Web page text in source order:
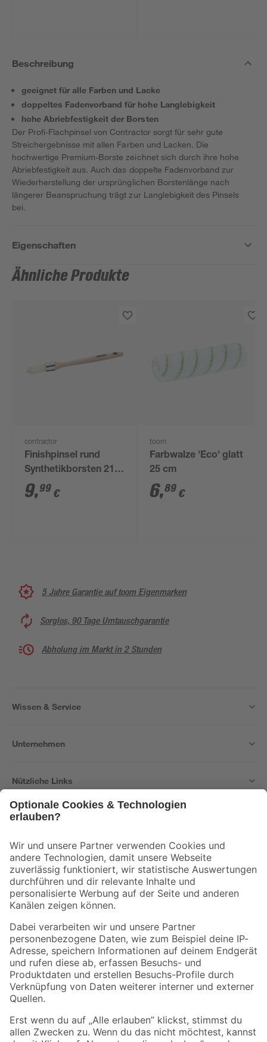
Beschreibung
geeignet für alle Farben und Lacke
doppeltes Fadenvorband für hohe Langlebigkeit
hohe Abriebfestigkeit der Borsten
Der Profi-Flachpinsel von Contractor sorgt für sehr gute
Streichergebnisse mit allen Farben und Lacken. Die
hochwertige Premium-Borste zeichnet sich durch ihre hohe
Abriebfestigkeit aus. Auch das doppelte Fadenvorband zur
Wiederherstellung der ursprünglichen Borstenlänge nach
längerer Beanspruchung trägt zur Langlebigkeit des Pinsels
bei.
Eigenschaften
Ähnliche Produkte
contractor
Finishpinsel rund
Synthetikborsten 21
mm
9,99 €
toom
Farbwalze 'Eco' glatt
25 cm
6,89 €
5 Jahre Garantie auf toom Eigenmarken
Sorglos, 90 Tage Umtauschgarantie
Abholung im Markt in 2 Stunden
Wissen & Service
Unternehmen
Nützliche Links
Der toom Newsletter: Keine Angebote und Aktionen mehr verpassen!
Zur Newsletter Anmeldung
Folge uns
Zahlungsarten Versandarten
Sicher einkaufen